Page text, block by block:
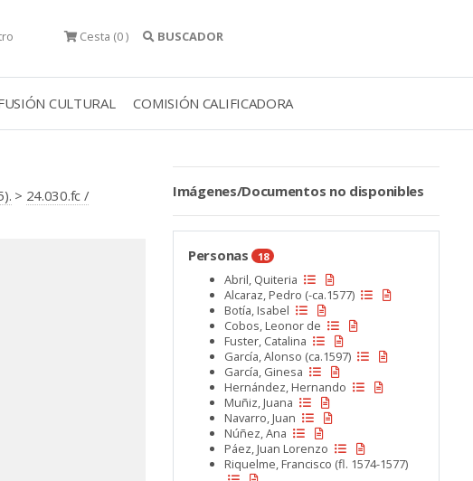
Cesta (0 ) BUSCADOR
CULTURAL COMISIÓN CALIFICADORA
> 24.030.fc /
Imágenes/Documentos no disponibles
Personas 18
Abril, Quiteria
Alcaraz, Pedro (-ca.1577)
Botía, Isabel
Cobos, Leonor de
Fuster, Catalina
García, Alonso (ca.1597)
García, Ginesa
Hernández, Hernando
Muñiz, Juana
Navarro, Juan
Núñez, Ana
Páez, Juan Lorenzo
Riquelme, Francisco (fl. 1574-1577)